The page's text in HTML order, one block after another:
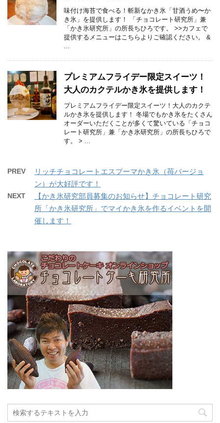
味付け海苔で食べる！斬新なかき氷「甘酒うめ〜か
き氷」を提供します！ 「チョコレート研究所」兼
「かき氷研究所」の所長ちひろです。 >>カフェで
提供するメニューはこちらよりご確認ください。 &
プレミアムフライデー限定スイーツ！
大人のカクテルかき氷を提供します！
プレミアムフライデー限定スイーツ！大人のカクテ
ルかき氷を提供します！ 冬場でもかき氷をたくさん
オーダーいただくことが多くて驚いている「チョコ
レート研究所」兼「かき氷研究所」の所長ちひろで
す。 > ...
PREV
リッチチョコレートエスプーマかき氷（苺バージョ
ン）が大好評です！
NEXT
【かき氷研究部員募集のお知らせ】チョコレート研究
所「かき氷研究所」でマイかき氷を作るイベントを開
催します！